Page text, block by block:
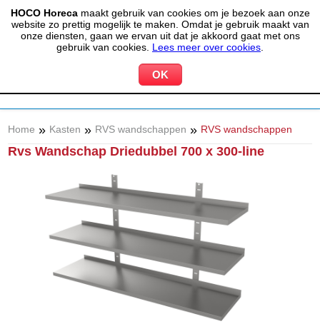
HOCO Horecamaakt gebruik van cookies om je bezoek aan onze
website zo prettig mogelijk te maken. Omdat je gebruik maakt van
onze diensten, gaan we ervan uit dat je akkoord gaat met ons
gebruik van cookies. Lees meer over cookies
(020) 497 6325 info@hocohoreca.nl
MIJN ACCOUNT 0 WINKELWAGEN
Home » Kasten » RVS wandschappen » RVS wandschappen
Rvs Wandschap Driedubbel 700 x 300-line